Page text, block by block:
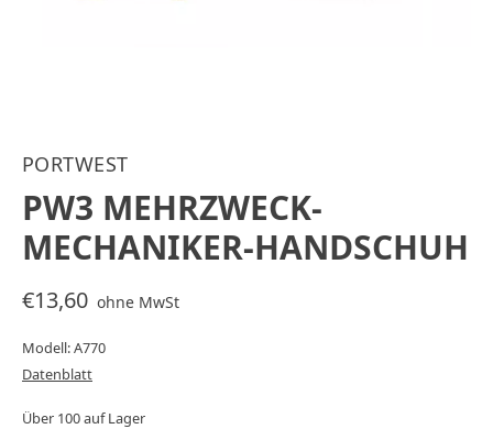
PORTWEST
PW3 MEHRZWECK-
MECHANIKER-HANDSCHUH
€13,60 ohne MwSt
Modell: A770
Datenblatt
Über 100 auf Lager